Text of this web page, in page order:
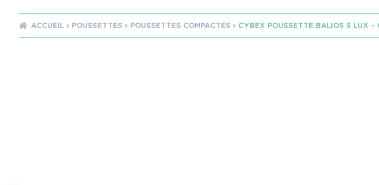
ACCUEIL POUSSETTES POUSSETTES COMPACTES CYBEX POUSSETTE BALIOS S LUX